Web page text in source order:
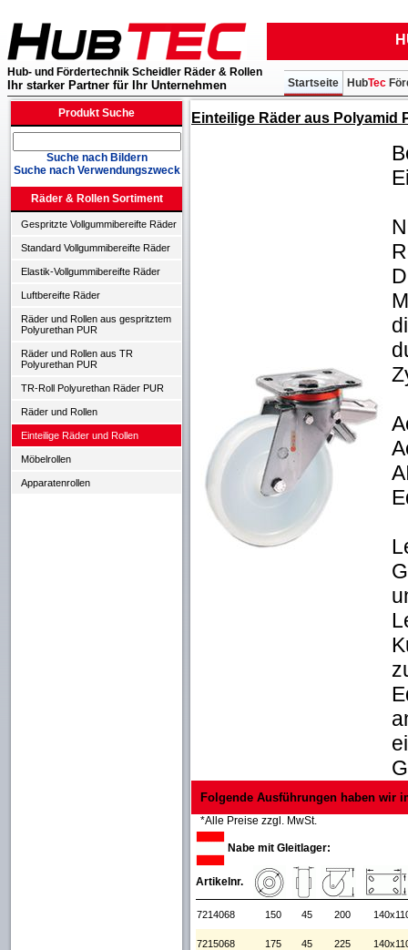
Hub- und Fördertechnik Scheidler Räder & Rollen
Ihr starker Partner für Ihr Unternehmen HubTec
Startseite
Produkt Suche
Suche nach Bildern
Suche nach Verwendungszweck
Räder & Rollen Sortiment
Gespritzte Vollgummibereifte Räder
Standard Vollgummibereifte Räder
Elastik-Vollgummibereifte Räder
Luftbereifte Räder
Räder und Rollen aus gespritztem
Polyurethan PUR
Räder und Rollen aus TR
Polyurethan PUR
TR-Roll Polyurethan Räder PUR
Räder und Rollen
Einteilige Räder und Rollen
Möbelrollen
Apparatenrollen
Einteilige Räder aus Polyamid
Folgende Ausführungen haben wir
*Alle Preise zzgl. MwSt.
Nabe mit Gleitlager:
Artikelnr.
7214068 150 45 200
7215068 175 45 225